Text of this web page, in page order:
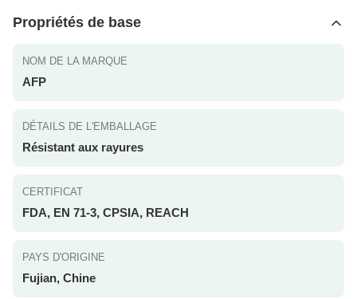
Propriétés de base
NOM DE LA MARQUE
AFP
DÉTAILS DE L'EMBALLAGE
Résistant aux rayures
CERTIFICAT
FDA, EN 71-3, CPSIA, REACH
PAYS D'ORIGINE
Fujian, Chine